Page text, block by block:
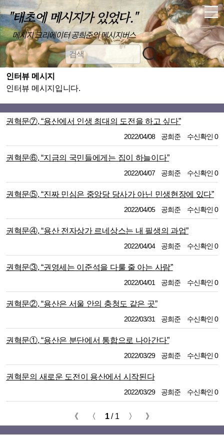
"태초에 메시지가 있었다."
메시지 크리에이터 공희준의 메시지버스
인터뷰 메시지
인터뷰 메시지입니다.
권혁문⑦, “용산에서 인생 최대의 도전을 하고 싶다”
2022/04/08 공희준 수신확인 0
권혁문⑥, “지금의 국민들에게는 집이 하늘이다”
2022/04/07 공희준 수신확인 0
권혁문⑤, “진짜 민심은 중앙당 당사가 아닌 민생현장에 있다”
2022/04/05 공희준 수신확인 0
권혁문④, “용산 전자상가 르네상스는 내 필생의 과업”
2022/04/04 공희준 수신확인 0
권혁문③, “권영세는 이준석을 다룰 줄 아는 사람”
2022/04/01 공희준 수신확인 0
권혁문②, “용산은 서울 안의 충청도 같은 곳”
2022/03/31 공희준 수신확인 0
권혁문①, “용산은 분단에서 통합으로 나아간다”
2022/03/29 공희준 수신확인 0
권혁문의 새로운 도전이 용산에서 시작된다
2022/03/29 공희준 수신확인 0
《 〈 1/ 1 〉 》